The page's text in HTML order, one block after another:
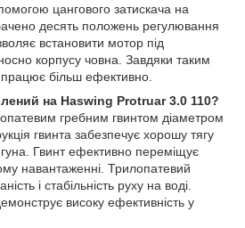
цангового затискача на
десять положень регулювання
встановити мотор під
корпусу човна. Завдяки таким
більш ефективно.
на Haswing Protruar 3.0 110?
гребним гвинтом діаметром
гвинта забезпечує хорошу тягу
Гвинт ефективно переміщує
навантаженні. Трилопатевий
і стабільність руху на воді.
високу ефективність у